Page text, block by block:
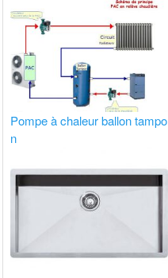
Pompe à chaleur ballon tampo
n